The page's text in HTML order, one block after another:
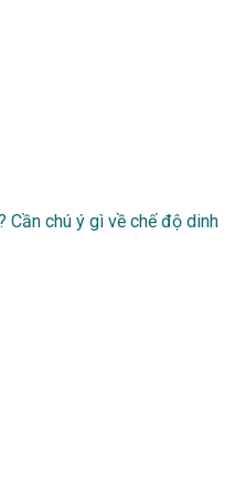
Cần chú ý gì về chế độ dinh